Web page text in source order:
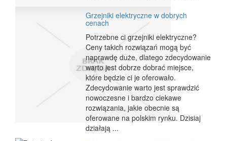
Grzejniki elektryczne w dobrych
cenach
Potrzebne ci grzejniki elektryczne?
Ceny takich rozwiązań mogą być
naprawdę duże, dlatego zdecydowanie
warto jest dobrze dobrać miejsce,
które będzie ci je oferowało.
Zdecydowanie warto jest sprawdzić
nowoczesne i bardzo ciekawe
rozwiązania, jakie obecnie są
oferowane na polskim rynku. Dzisiaj
działają ...